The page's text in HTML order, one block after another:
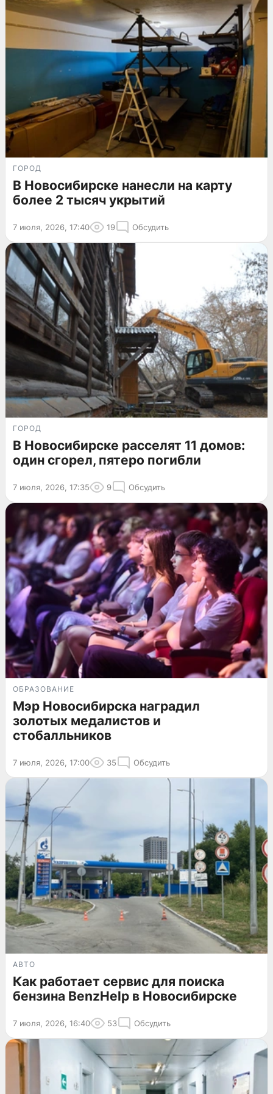
ГОРОД
В Новосибирске нанесли на карту
более 2 тысяч укрытий
7 июля, 2026, 17:40 19 Обсудить
ГОРОД
В Новосибирске расселят 11 домов:
один сгорел, пятеро погибли
7 июля, 2026, 17:35 9 Обсудить
ОБРАЗОВАНИЕ
Мэр Новосибирска наградил
золотых медалистов и
стобалльников
7 июля, 2026, 17:00 35 Обсудить
АВТО
Как работает сервис для поиска
бензина BenzHelp в Новосибирске
7 июля, 2026, 16:40 53 Обсудить